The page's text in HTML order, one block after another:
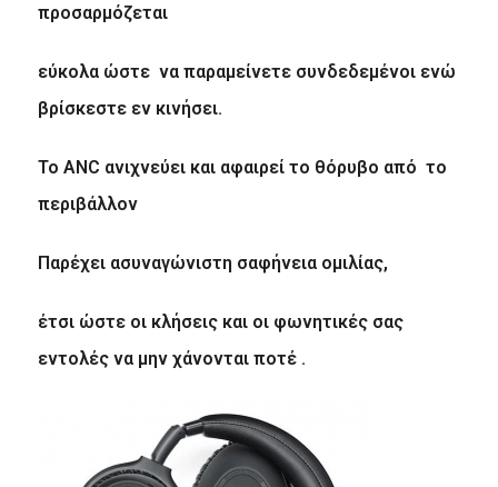
προσαρμόζεται
εύκολα ώστε να παραμείνετε συνδεδεμένοι ενώ
βρίσκεστε εν κινήσει.
Το ANC ανιχνεύει και αφαιρεί το θόρυβο από το
περιβάλλον
Παρέχει ασυναγώνιστη σαφήνεια ομιλίας,
έτσι ώστε οι κλήσεις και οι φωνητικές σας
εντολές να μην χάνονται ποτέ .